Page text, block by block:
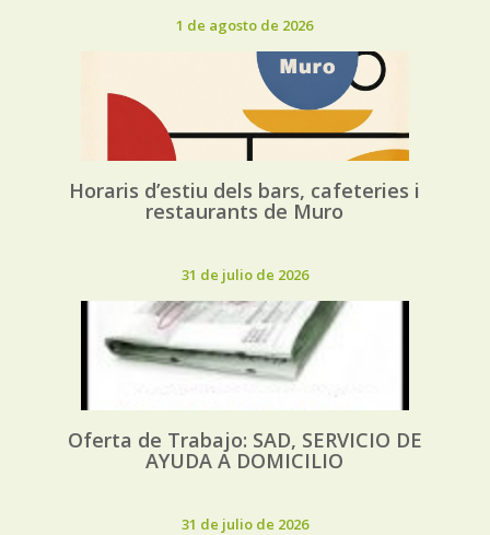
1 de agosto de 2026
Horaris d’estiu dels bars, cafeteries i
restaurants de Muro
31 de julio de 2026
Oferta de Trabajo: SAD, SERVICIO DE
AYUDA A DOMICILIO
31 de julio de 2026